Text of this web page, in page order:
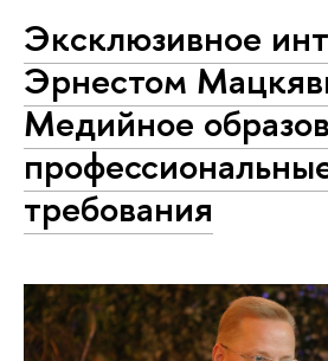
Эксклюзивное
Эрнестом
Медийное
требования